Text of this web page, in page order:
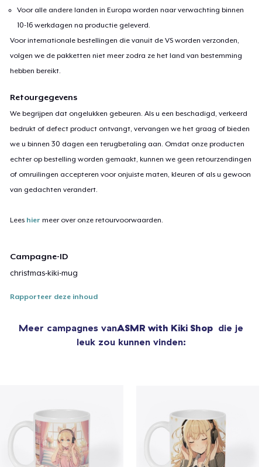
Voor alle andere landen in Europa worden naar verwachting binnen
10-16 werkdagen na productie geleverd.
Voor internationale bestellingen die vanuit de VS worden verzonden,
volgen we de pakketten niet meer zodra ze het land van bestemming
hebben bereikt.
Retourgegevens
We begrijpen dat ongelukken gebeuren. Als u een beschadigd, verkeerd
bedrukt of defect product ontvangt, vervangen we het graag of bieden
we u binnen 30 dagen een terugbetaling aan. Omdat onze producten
echter op bestelling worden gemaakt, kunnen we geen retourzendingen
of omruilingen accepteren voor onjuiste maten, kleuren of als u gewoon
van gedachten verandert.
Lees hier meer over onze retourvoorwaarden.
Campagne-ID
christmas-kiki-mug
Rapporteer deze inhoud
Meer campagnes vanASMR with Kiki Shop die je
leuk zou kunnen vinden: